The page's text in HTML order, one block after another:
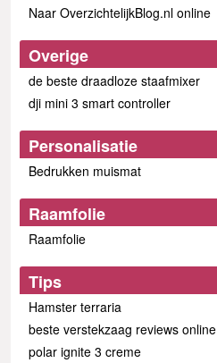
Naar OverzichtelijkBlog.nl online
Overige
de beste draadloze staafmixer
dji mini 3 smart controller
Personalisatie
Bedrukken muismat
Raamfolie
Raamfolie
Tips
Hamster terraria
beste verstekzaag reviews online
polar ignite 3 creme